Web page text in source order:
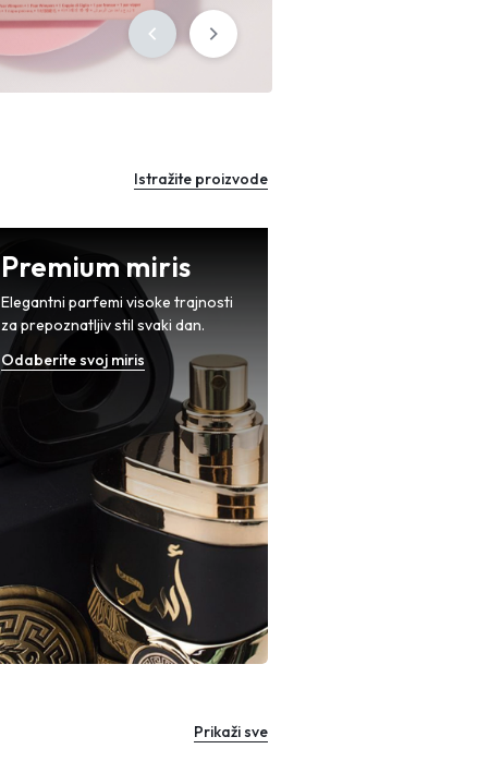
Sign in
Istražite proizvode
Premium miris
Elegantni parfemi visoke trajnosti
za prepoznatljiv stil svaki dan.
Odaberite svoj miris
Prikaži sve